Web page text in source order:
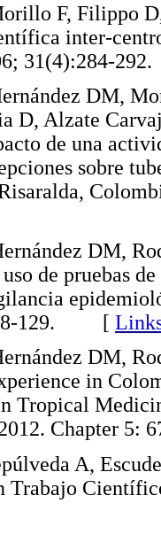
F, Filippo
inter-
31(4):284-
DM,
D, Alzate
de una
sobre
DM,
de pruebas
129. [
DM,
in
Tropical
2012.
A,
Trabajo